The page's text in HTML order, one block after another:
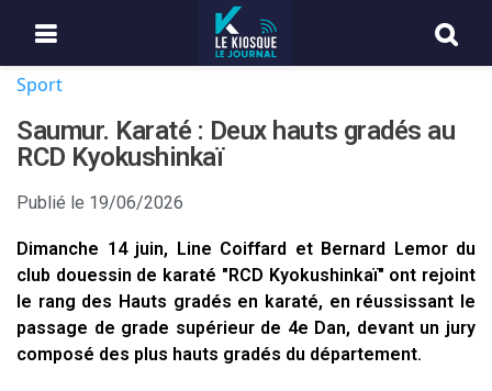
Sport
Saumur. Karaté : Deux hauts gradés au
RCD Kyokushinkaï
Publié le 19/06/2026
Dimanche 14 juin, Line Coiffard et Bernard Lemor du
club douessin de karaté "RCD Kyokushinkaï" ont rejoint
le rang des Hauts gradés en karaté, en réussissant le
passage de grade supérieur de 4e Dan, devant un jury
composé des plus hauts gradés du département.